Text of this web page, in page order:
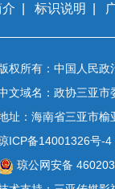
标识说明
权所有：中国人民
文域名：政协三亚市
址：海南省三亚市榆
ICP备14001326号-4
琼公网安备